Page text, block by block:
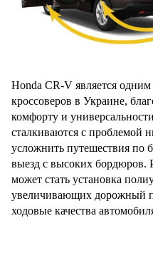
Honda CR-V является
кроссоверов в Украине,
комфорту и
сталкиваются с проблемой
усложнить путешествия по
выезд с высоких
может стать установка
увеличивающих дорожный
ходовые качества